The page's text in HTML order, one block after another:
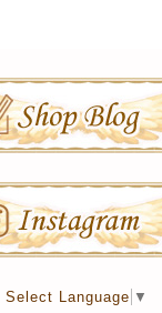
Select Language ▼